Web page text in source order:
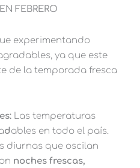
FEBRERO
experimentando
ya que este
de la temporada fresca
Las temperaturas
dables en todo el país.
diurnas que oscilan
noches frescas,